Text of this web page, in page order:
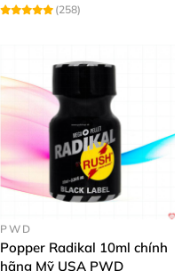
(258)
PWD
Popper Radikal 10ml chính
hãng Mỹ USA PWD